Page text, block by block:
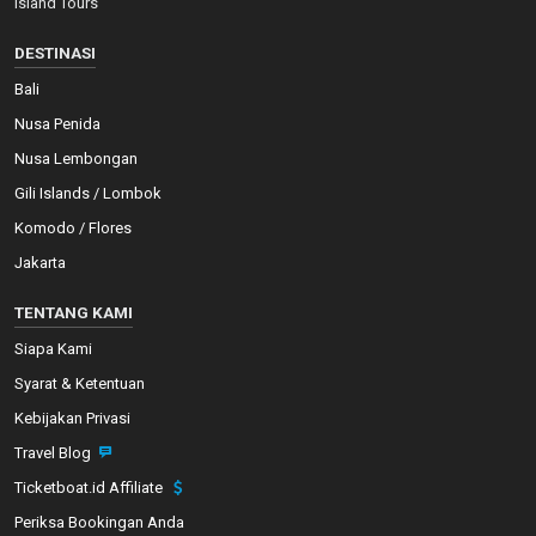
DESTINASI
Bali
Nusa Penida
Nusa Lembongan
Gili Islands / Lombok
Komodo / Flores
Jakarta
TENTANG KAMI
Siapa Kami
Syarat & Ketentuan
Kebijakan Privasi
Travel Blog
Ticketboat.id Affiliate
Periksa Bookingan Anda